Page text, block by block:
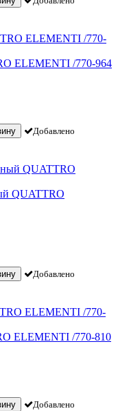
ELEMENTI /770-964
Добавлено
QUATTRO
Добавлено
ELEMENTI /770-810
Добавлено